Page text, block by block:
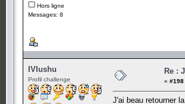
Hors ligne
Messages: 8
IVIushu
Profil challenge
Re :
« #198
J'ai beau retourner